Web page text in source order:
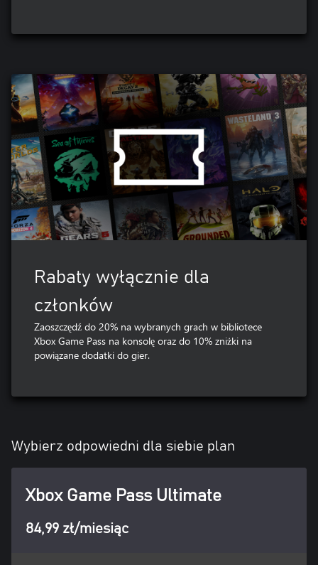
Rabaty wyłącznie dla
członków
Zaoszczędź do 20% na wybranych grach w bibliotece
Xbox Game Pass na konsolę oraz do 10% zniżki na
powiązane dodatki do gier.
Wybierz odpowiedni dla siebie plan
Xbox Game Pass Ultimate
84,99 zł/miesiąc